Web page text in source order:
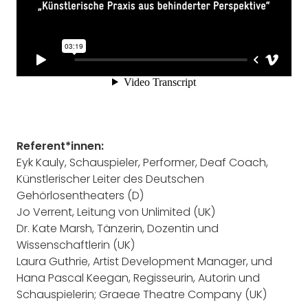
Referent*innen:
Eyk Kauly, Schauspieler, Performer, Deaf Coach,
Künstlerischer Leiter des Deutschen
Gehörlosentheaters (D)
Jo Verrent, Leitung von Unlimited (UK)
Dr. Kate Marsh, Tänzerin, Dozentin und
Wissenschaftlerin (UK)
Laura Guthrie, Artist Development Manager, und
Hana Pascal Keegan, Regisseurin, Autorin und
Schauspielerin; Graeae Theatre Company (UK)